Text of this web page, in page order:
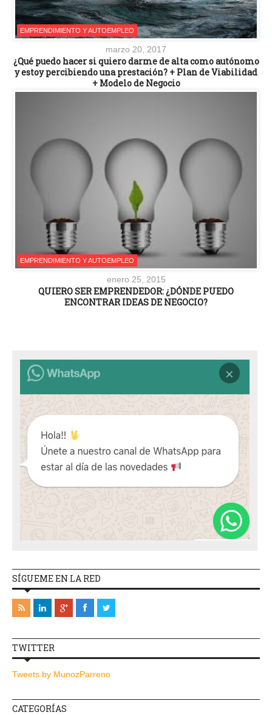
EMPRENDIMIENTO Y AUTOEMPLEO
marzo 20, 2017
¿Qué puedo hacer si quiero darme de alta como autónomo
y estoy percibiendo una prestación? + Plan de Viabilidad
+ Modelo de Negocio
EMPRENDIMIENTO Y AUTOEMPLEO
enero 25, 2015
QUIERO SER EMPRENDEDOR: ¿DÓNDE PUEDO
ENCONTRAR IDEAS DE NEGOCIO?
SÍGUEME EN LA RED
TWITTER
Tweets by MunozParreno
CATEGORÍAS